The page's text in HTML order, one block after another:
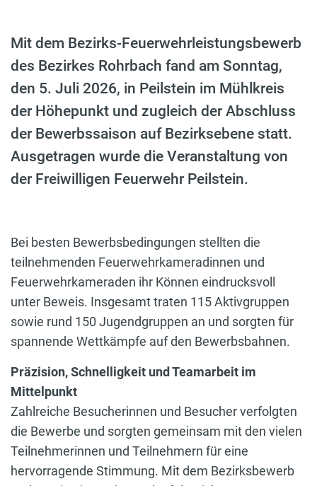
Mit dem Bezirks-Feuerwehrleistungsbewerb
des Bezirkes Rohrbach fand am Sonntag,
den 5. Juli 2026, in Peilstein im Mühlkreis
der Höhepunkt und zugleich der Abschluss
der Bewerbssaison auf Bezirksebene statt.
Ausgetragen wurde die Veranstaltung von
der Freiwilligen Feuerwehr Peilstein.
Bei besten Bewerbsbedingungen stellten die
teilnehmenden Feuerwehrkameradinnen und
Feuerwehrkameraden ihr Können eindrucksvoll
unter Beweis. Insgesamt traten 115 Aktivgruppen
sowie rund 150 Jugendgruppen an und sorgten für
spannende Wettkämpfe auf den Bewerbsbahnen.
Präzision, Schnelligkeit und Teamarbeit im
Mittelpunkt
Zahlreiche Besucherinnen und Besucher verfolgten
die Bewerbe und sorgten gemeinsam mit den vielen
Teilnehmerinnen und Teilnehmern für eine
hervorragende Stimmung. Mit dem Bezirksbewerb